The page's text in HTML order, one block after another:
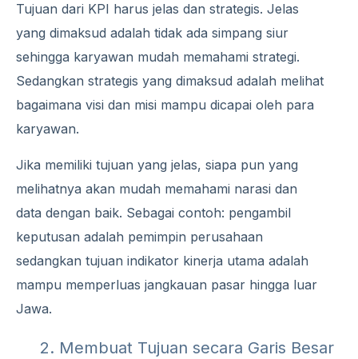
Tujuan dari KPI harus jelas dan strategis. Jelas
yang dimaksud adalah tidak ada simpang siur
sehingga karyawan mudah memahami strategi.
Sedangkan strategis yang dimaksud adalah melihat
bagaimana visi dan misi mampu dicapai oleh para
karyawan.
Jika memiliki tujuan yang jelas, siapa pun yang
melihatnya akan mudah memahami narasi dan
data dengan baik. Sebagai contoh: pengambil
keputusan adalah pemimpin perusahaan
sedangkan tujuan indikator kinerja utama adalah
mampu memperluas jangkauan pasar hingga luar
Jawa.
2. Membuat Tujuan secara Garis Besar